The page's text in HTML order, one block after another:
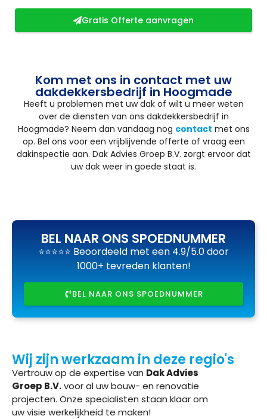
Gratis Offerte aanvragen
Kom met ons in contact met uw
dakdekkersbedrijf in Hoogmade
Heeft u problemen met uw dak of wilt u meer weten
over de diensten van ons dakdekkersbedrijf in
Hoogmade? Neem dan vandaag nog contact met ons
op. Bel ons voor een vrijblijvende offerte of vraag een
dakinspectie aan. Dak Advies Groep B.V. zorgt ervoor dat
uw dak weer in goede staat is.
BEL NAAR ONS SPOEDNUMMER
⭐⭐⭐⭐⭐ Beoordeeld met een 4.9/5.0 door
1000+ tevreden klanten!
BEL NAAR ONS SPOEDNUMMER
Wij zijn werkzaam in deze regio's
Vertrouw op de expertise van Dak Advies
Groep B.V.voor al uw bouw- en renovatie
projecten. Onze specialisten staan klaar om
uw visie werkelijkheid te maken!